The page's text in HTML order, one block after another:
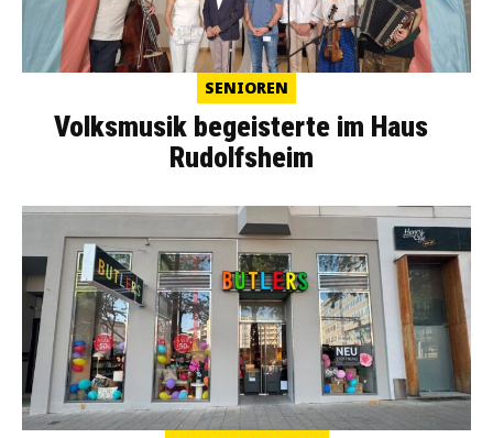
SENIOREN
Volksmusik begeisterte im Haus
Rudolfsheim